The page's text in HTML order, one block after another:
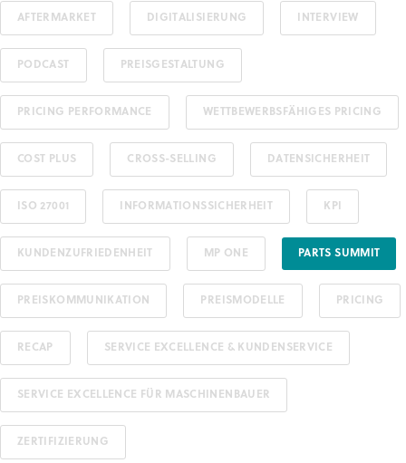
AFTERMARKET DIGITALISIERUNG INTERVIEW
PODCAST PREISGESTALTUNG
PRICING PERFORMANCE WETTBEWERBSFÄHIGES PRICING
COST PLUS CROSS-SELLING DATENSICHERHEIT
ISO 27001 INFORMATIONSSICHERHEIT KPI
KUNDENZUFRIEDENHEIT MP ONE PARTS SUMMIT
PREISKOMMUNIKATION PREISMODELLE PRICING
RECAP SERVICE EXCELLENCE & KUNDENSERVICE
SERVICE EXCELLENCE FÜR MASCHINENBAUER
ZERTIFIZIERUNG